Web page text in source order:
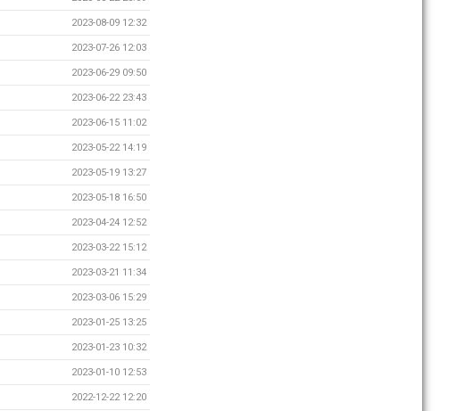
2023-08-09 12:32
2023-07-26 12:03
2023-06-29 09:50
2023-06-22 23:43
2023-06-15 11:02
2023-05-22 14:19
2023-05-19 13:27
2023-05-18 16:50
2023-04-24 12:52
2023-03-22 15:12
2023-03-21 11:34
2023-03-06 15:29
2023-01-25 13:25
2023-01-23 10:32
2023-01-10 12:53
2022-12-22 12:20